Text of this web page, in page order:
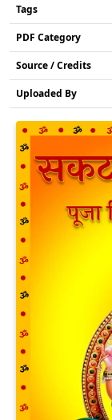
Tags
PDF Category
Source / Credits
Uploaded By